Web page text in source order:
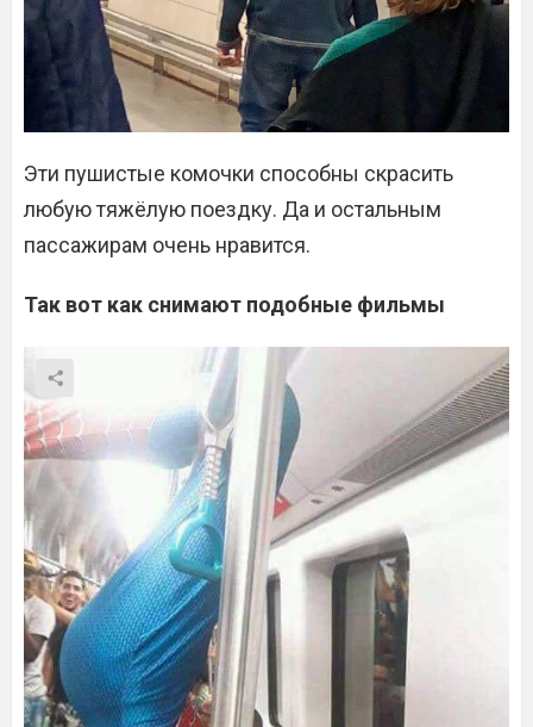
Эти пушистые комочки способны скрасить
любую тяжёлую поездку. Да и остальным
пассажирам очень нравится.
Так вот как снимают подобные фильмы